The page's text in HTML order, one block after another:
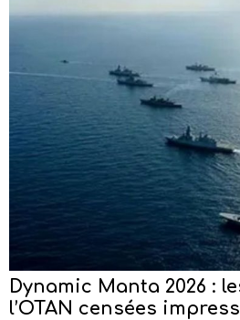
Dynamic Manta 2026 :
l’OTAN censées